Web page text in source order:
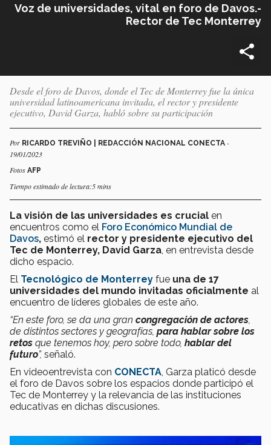
Voz de universidades, vital en foro de Davos.-
Rector de Tec Monterrey
Desde el foro de Davos, donde el Tec de Monterrey fue la única
universidad latinoamericana invitada, el rector y presidente
ejecutivo, David Garza, habló sobre su participación
Por RICARDO TREVIÑO | REDACCIÓN NACIONAL CONECTA -
19/01/2023
Fotos AFP
Tiempo estimado de lectura:5 mins
La visión de las universidades es crucial en
encuentros como el Foro Económico Mundial de
Davos, estimó el rector y presidente ejecutivo del
Tec de Monterrey, David Garza , en entrevista desde
dicho espacio.
El Tecnológico de Monterrey fue una de 17
universidades del mundo invitadas oficialmente al
encuentro de líderes globales de este año.
“En este foro, se da una gran congregación de actores
de distintos sectores y geografías, para hablar sobre los
retos que tenemos hoy, pero sobre todo, hablar del
futuro”, señaló.
En videoentrevista con CONECTA , Garza platicó desde
el foro de Davos sobre los espacios donde participó el
Tec de Monterrey y la relevancia de las instituciones
educativas en dichas discusiones.